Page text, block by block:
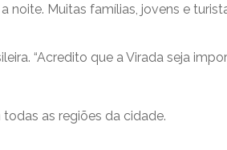
Muitas famílias, jovens e
“Acredito que a Virada seja
as regiões da cidade.